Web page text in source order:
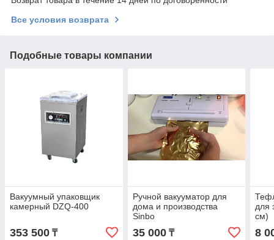
Все условия возврата
Подобные товары компании
Вакуумный упаковщик
камерный DZQ-400
353 500 ₸
Ручной вакууматор для
дома и производства
Sinbo
35 000₸
для
см)
8